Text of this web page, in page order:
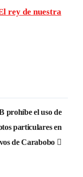
rey de nuestra
prohíbe el uso de
particulares en
de Carabobo